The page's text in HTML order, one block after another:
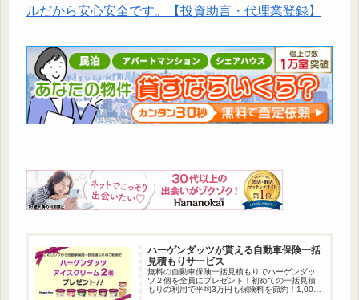
ルだから安心安全です。【投資助言・代理業登録】
ハーゲンダッツが貰える自動車保険一括
見積もりサービス
無料の自動車保険一括見積もりでハーゲンダッ
ツ２個を全員にプレゼント！初めての一括見積
もりの利用で平均3万円も保険料を節約！1,000